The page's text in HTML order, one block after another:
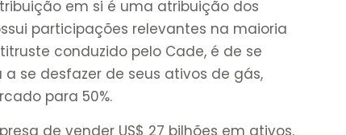
em si é uma atribuição dos
participações relevantes na maioria
conduzido pelo Cade, é de se
se desfazer de seus ativos de gás,
para 50%.
de vender US$ 27 bilhões em ativos,